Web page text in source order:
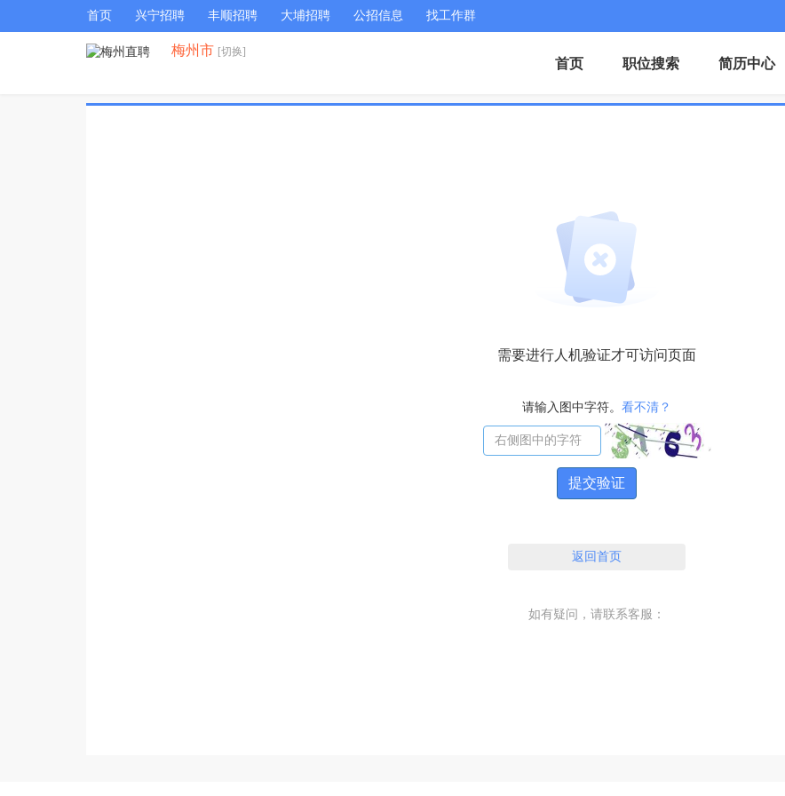
首页 兴宁招聘 丰顺招聘 大埔招聘 公招信息 找工作群
梅州市 [切换]
首页 职位搜索 简历中心
需要进行人机验证才可访问页面
请输入图中字符。 看不清？
提交验证
返回首页
如有疑问，请联系客服：